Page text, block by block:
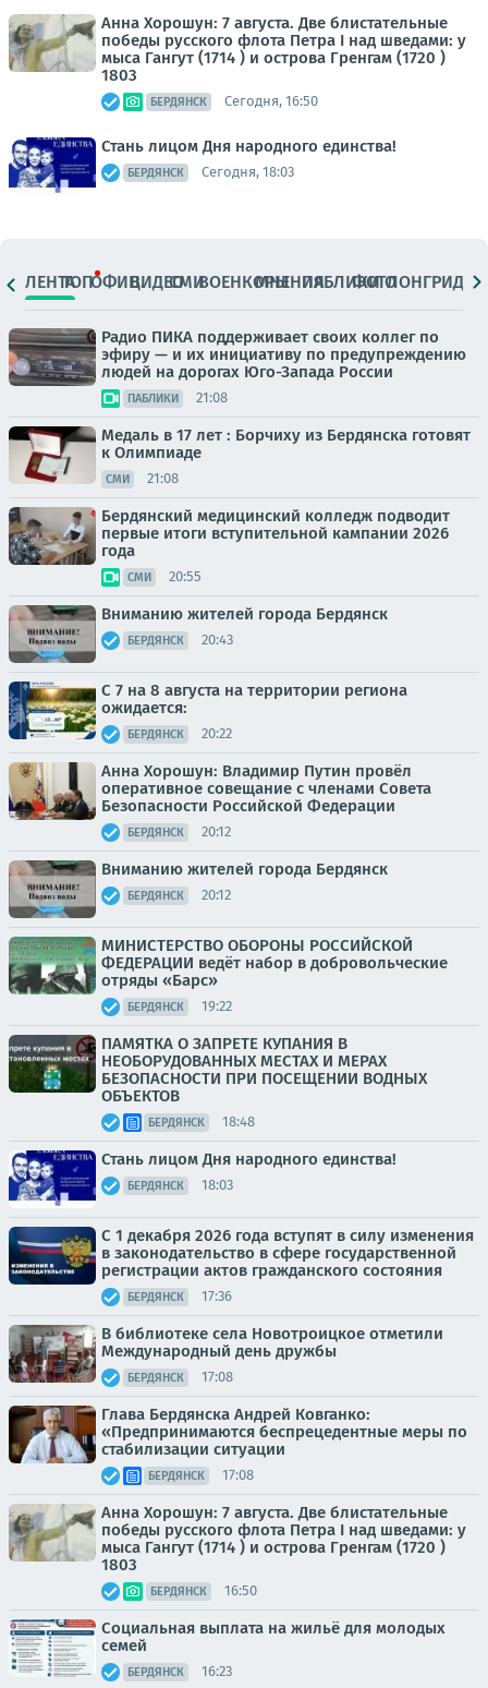
Анна Хорошун: 7 августа. Две блистательные
победы русского флота Петра I над шведами: у
мыса Гангут (1714 ) и острова Гренгам (1720 )
1803
БЕРДЯНСК Сегодня, 16:50
Стань лицом Дня народного единства!
БЕРДЯНСК Сегодня, 18:03
ЛЕНТАТОПОФИЦ.ВИДЕОСМИВОЕНКОРЫМНЕНИЯПАБЛИКИ
ФОТОЛОНГРИДЫ
Радио ПИКА поддерживает своих коллег по
эфиру — и их инициативу по предупреждению
людей на дорогах Юго-Запада России
ПАБЛИКИ 21:08
Медаль в 17 лет : Борчиху из Бердянска готовят
к Олимпиаде
СМИ 21:08
Бердянский медицинский колледж подводит
первые итоги вступительной кампании 2026
года
СМИ 20:55
Вниманию жителей города Бердянск
БЕРДЯНСК 20:43
С 7 на 8 августа на территории региона
ожидается:
БЕРДЯНСК 20:22
Анна Хорошун: Владимир Путин провёл
оперативное совещание с членами Совета
Безопасности Российской Федерации
БЕРДЯНСК 20:12
Вниманию жителей города Бердянск
БЕРДЯНСК 20:12
МИНИСТЕРСТВО ОБОРОНЫ РОССИЙСКОЙ
ФЕДЕРАЦИИ ведёт набор в добровольческие
отряды «Барс»
БЕРДЯНСК 19:22
ПАМЯТКА О ЗАПРЕТЕ КУПАНИЯ В
НЕОБОРУДОВАННЫХ МЕСТАХ И МЕРАХ
БЕЗОПАСНОСТИ ПРИ ПОСЕЩЕНИИ ВОДНЫХ
ОБЪЕКТОВ
БЕРДЯНСК 18:48
Стань лицом Дня народного единства!
БЕРДЯНСК 18:03
С 1 декабря 2026 года вступят в силу изменения
в законодательство в сфере государственной
регистрации актов гражданского состояния
БЕРДЯНСК 17:36
В библиотеке села Новотроицкое отметили
Международный день дружбы
БЕРДЯНСК 17:08
Глава Бердянска Андрей Ковганко:
«Предпринимаются беспрецедентные меры по
стабилизации ситуации
БЕРДЯНСК 17:08
Анна Хорошун: 7 августа. Две блистательные
победы русского флота Петра I над шведами: у
мыса Гангут (1714 ) и острова Гренгам (1720 )
1803
БЕРДЯНСК 16:50
Социальная выплата на жильё для молодых
семей
БЕРДЯНСК 16:23